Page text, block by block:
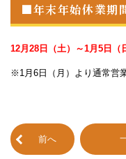
■年末年始休業期
12月28日（土）～1月5日（
※1月 6 日（月）より通常営
前へ